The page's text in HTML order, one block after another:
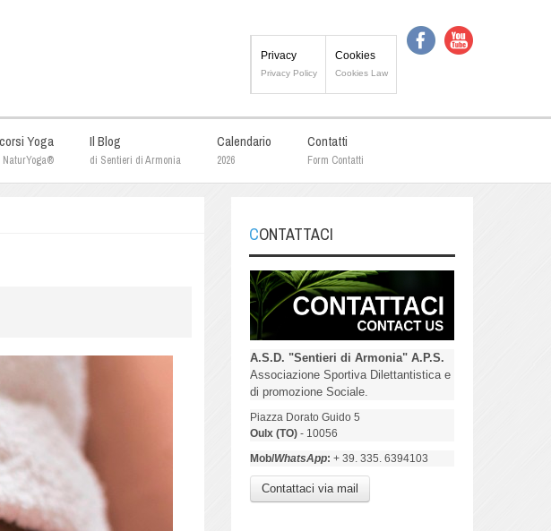
Privacy
Privacy Policy
Cookies
Cookies Law
Yoga
NaturYoga®
Il Blog
di Sentieri di Armonia
Calendario
2026
Contatti
Form Contatti
CONTATTACI
A.S.D. "Sentieri di Armonia" A.P.S.
Associazione Sportiva Dilettantistica e
di promozione Sociale.
Piazza Dorato Guido 5
Oulx (TO)- 10056
Mob/WhatsApp: + 39. 335. 6394103
Contattaci via mail